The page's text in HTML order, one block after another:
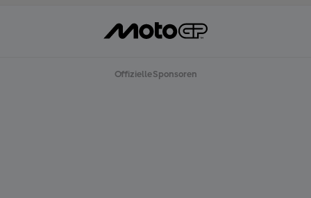
Offizielle Sponsoren